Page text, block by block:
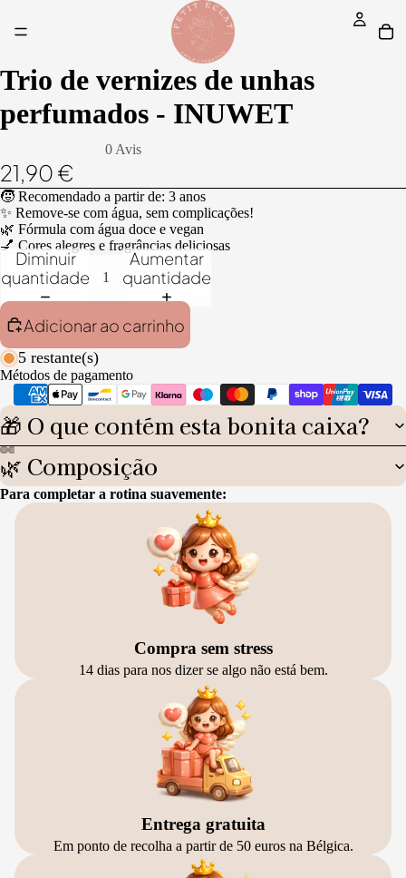
Trio de vernizes de unhas
perfumados - INUWET
0 Avis
21,90 €
🧒 Recomendado a partir de: 3 anos
✨ Remove-se com água, sem complicações!
🌿 Fórmula com água doce e vegan
💅 Cores alegres e fragrâncias deliciosas
Diminuir
quantidade
Aumentar
quantidade
Adicionar ao carrinho
5 restante(s)
Métodos de pagamento
🎁 O que contém esta bonita caixa?
🌿 Composição
Para completar a rotina suavemente:
Compra sem stress
14 dias para nos dizer se algo não está bem.
Entrega gratuita
Em ponto de recolha a partir de 50 euros na Bélgica.